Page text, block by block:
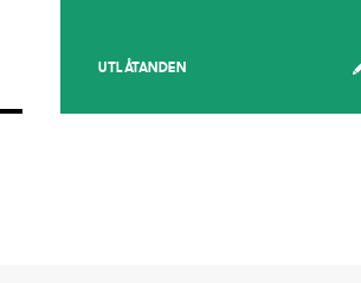
UTLÅTANDEN